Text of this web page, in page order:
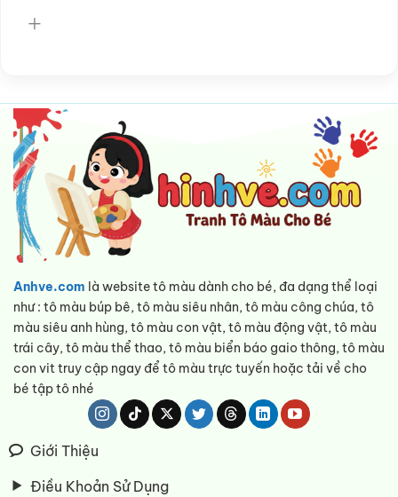
Anhve.com là website tô màu dành cho bé, đa dạng thể loại
như : tô màu búp bê, tô màu siêu nhân, tô màu công chúa, tô
màu siêu anh hùng, tô màu con vật, tô màu động vật, tô màu
trái cây, tô màu thể thao, tô màu biển báo gaio thông, tô màu
con vit truy cập ngay để tô màu trực tuyến hoặc tải về cho
bé tập tô nhé
Giới Thiệu
Điều Khoản Sử Dụng